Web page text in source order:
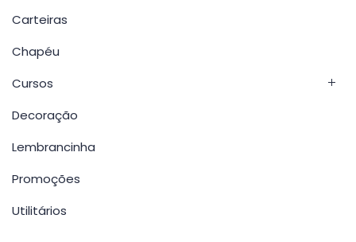
Carteiras
Chapéu
Cursos
Decoração
Lembrancinha
Promoções
Utilitários